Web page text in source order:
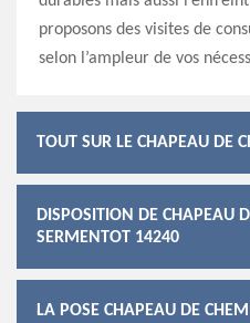
proposons des visites de
selon l’ampleur de vos
TOUT SUR LE CHAPEAU DE
DISPOSITION DE CHAPEAU
SERMENTOT 14240
LA POSE CHAPEAU DE